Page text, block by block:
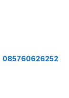
085760626252